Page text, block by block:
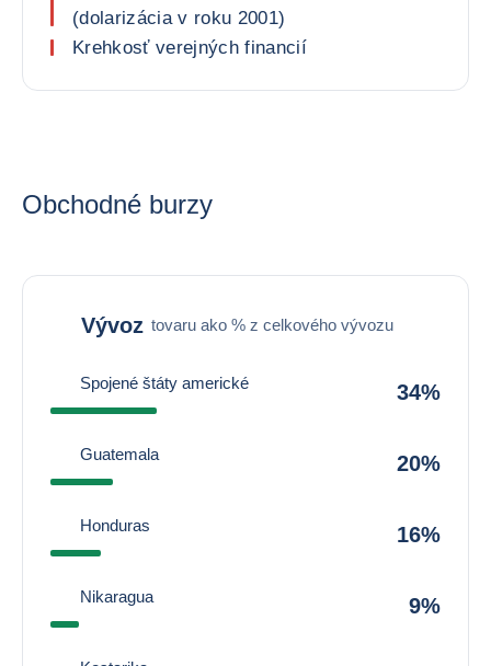
(dolarizácia v roku 2001)
Krehkosť verejných financií
Obchodné burzy
Vývoz tovaru ako % z celkového vývozu
Spojené štáty americké 34%
Guatemala 20%
Honduras 16%
Nikaragua 9%